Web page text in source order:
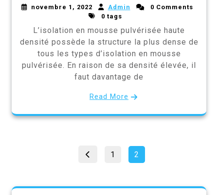
novembre 1, 2022 Admin
0 Comments
0 tags
L’isolation en mousse pulvérisée haute
densité possède la structure la plus dense de
tous les types d’isolation en mousse
pulvérisée. En raison de sa densité élevée, il
faut davantage de
Read More
Pagination
des
Page
1 Page
2